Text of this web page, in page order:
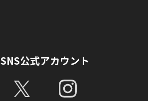
SNS公式アカウント